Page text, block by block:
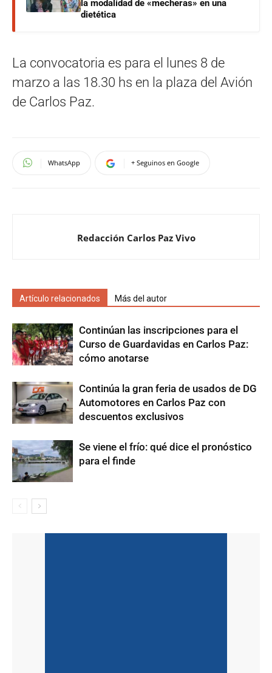
la modalidad de «mecheras» en una
dietética
La convocatoria es para el lunes 8 de
marzo a las 18.30 hs en la plaza del Avión
de Carlos Paz.
WhatsApp + Seguinos en Google
Redacción Carlos Paz Vivo
Artículo relacionados Más del autor
Continúan las inscripciones para el
Curso de Guardavidas en Carlos Paz:
cómo anotarse
Continúa la gran feria de usados de DG
Automotores en Carlos Paz con
descuentos exclusivos
Se viene el frío: qué dice el pronóstico
para el finde